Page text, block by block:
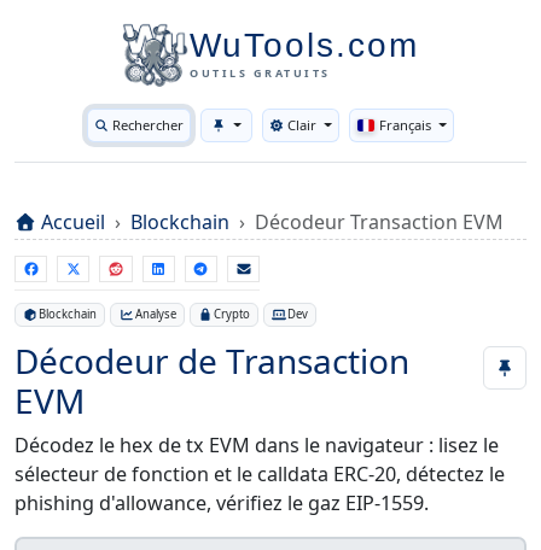
WuTools.com
OUTILS GRATUITS
Rechercher Toggle theme
Clair Français
Accueil Blockchain Décodeur Transaction EVM
Blockchain Analyse Crypto Dev
Décodeur de Transaction
EVM
Décodez le hex de tx EVM dans le navigateur : lisez le
sélecteur de fonction et le calldata ERC-20, détectez le
phishing d'allowance, vérifiez le gaz EIP-1559.